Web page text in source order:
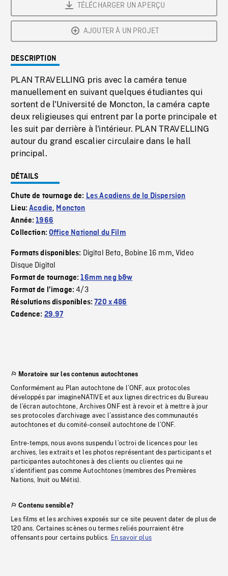
TÉLÉCHARGER UN APERÇU
AJOUTER À UN PROJET
DESCRIPTION
PLAN TRAVELLING pris avec la caméra tenue
manuellement en suivant quelques étudiantes qui
sortent de l'Université de Moncton, la caméra capte
deux religieuses qui entrent par la porte principale et
les suit par derrière à l'intérieur. PLAN TRAVELLING
autour du grand escalier circulaire dans le hall
principal.
DÉTAILS
Chute de tournage de: Les Acadiens de la Dispersion
Lieu:Acadie, Moncton
Année:1966
Collection:Office National du Film
Formats disponibles: Digital Beta, Bobine 16 mm,Video
Disque Digital
Format de tournage:16mm neg b&w
Format de l'image:4/3
Résolutions disponibles:720 x 486
Cadence: 29.97
Moratoire sur les contenus autochtones
Conformément au Plan autochtone de l’ONF, aux protocoles
développés par imagineNATIVE et aux lignes directrices du Bureau
de l’écran autochtone, Archives ONF est à revoir et à mettre à jour
ses protocoles d’archivage avec l’assistance des communautés
autochtones et du comité-conseil autochtone de l’ONF.
Entre-temps, nous avons suspendu l’octroi de licences pour les
archives, les extraits et les photos représentant des participants et
participantes autochtones à des clients ou clientes qui ne
s’identifient pas comme Autochtones (membres des Premières
Nations, Inuit ou Métis).
Contenu sensible?
Les films et les archives exposés sur ce site peuvent dater de plus de
120 ans. Certaines scènes ou termes reliés pourraient être
offensants pour certains publics. En savoir plus